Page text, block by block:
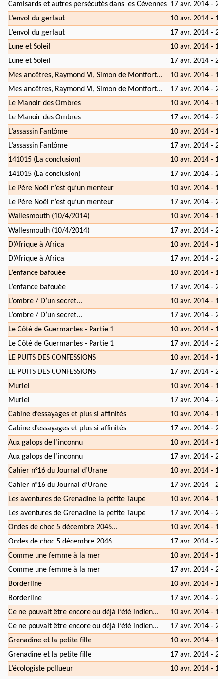
Camisards et autres persécutés dans les Cévennes 17 avr. 2014 -
L’envol du gerfaut
10 avr. 2014 -
L’envol du gerfaut
17 avr. 2014 -
Lune et Soleil
10 avr. 2014 -
Lune et Soleil
17 avr. 2014 -
Mes ancêtres, Raymond VI, Simon de Montfort...
10 avr. 2014 -
Mes ancêtres, Raymond VI, Simon de Montfort...
17 avr. 2014 -
Le Manoir des Ombres
10 avr. 2014 -
Le Manoir des Ombres
17 avr. 2014 -
L’assassin Fantôme
10 avr. 2014 -
L’assassin Fantôme
17 avr. 2014 -
141015 (La conclusion)
10 avr. 2014 -
141015 (La conclusion)
17 avr. 2014 -
Le Père Noël n’est qu’un menteur
10 avr. 2014 -
Le Père Noël n’est qu’un menteur
17 avr. 2014 -
Wallesmouth (10/4/2014)
10 avr. 2014 -
Wallesmouth (10/4/2014)
17 avr. 2014 -
D’Afrique à Africa
10 avr. 2014 -
D’Afrique à Africa
17 avr. 2014 -
L’enfance bafouée
10 avr. 2014 -
L’enfance bafouée
17 avr. 2014 -
L’ombre / D’un secret...
10 avr. 2014 -
L’ombre / D’un secret...
17 avr. 2014 -
Le Côté de Guermantes - Partie 1
10 avr. 2014 -
Le Côté de Guermantes - Partie 1
17 avr. 2014 -
LE PUITS DES CONFESSIONS
10 avr. 2014 -
LE PUITS DES CONFESSIONS
17 avr. 2014 -
Muriel
10 avr. 2014 -
Muriel
17 avr. 2014 -
Cabine d’essayages et plus si affinités
10 avr. 2014 -
Cabine d’essayages et plus si affinités
17 avr. 2014 -
Aux galops de l’inconnu
10 avr. 2014 -
Aux galops de l’inconnu
17 avr. 2014 -
Cahier n°16 du Journal d’Urane
10 avr. 2014 -
Cahier n°16 du Journal d’Urane
17 avr. 2014 -
Les aventures de Grenadine la petite Taupe
10 avr. 2014 -
Les aventures de Grenadine la petite Taupe
17 avr. 2014 -
Ondes de choc 5 décembre 2046...
10 avr. 2014 -
Ondes de choc 5 décembre 2046...
17 avr. 2014 -
Comme une femme à la mer
10 avr. 2014 -
Comme une femme à la mer
17 avr. 2014 -
Borderline
10 avr. 2014 -
Borderline
17 avr. 2014 -
Ce ne pouvait être encore ou déjà l’été indien...
10 avr. 2014 -
Ce ne pouvait être encore ou déjà l’été indien...
17 avr. 2014 -
Grenadine et la petite fille
10 avr. 2014 -
Grenadine et la petite fille
17 avr. 2014 -
L’écologiste pollueur
10 avr. 2014 -